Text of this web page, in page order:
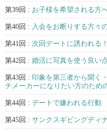
第39回 : お子様を希望される方
第40回 : 入会をお断りする方々
第41回 : 次回デートに誘われる
第42回 : 婚活に写真を使う良い
第43回 : 印象を第三者から聞く
チメーカーになりたい方のため
第44回 : デートで嫌われる行動
第45回 : サンクスギビングディ